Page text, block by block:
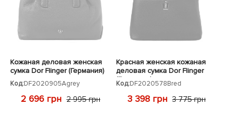
Кожаная деловая женская
сумка Dor Flinger (Германия)
темно-серая
Код:DF2020905Agrey
2 696 грн 2 995 грн
Красная женская кожаная
деловая сумка Dor Flinger
(Германия)
Код:DF2020578Bred
3 398 грн 3 775 грн